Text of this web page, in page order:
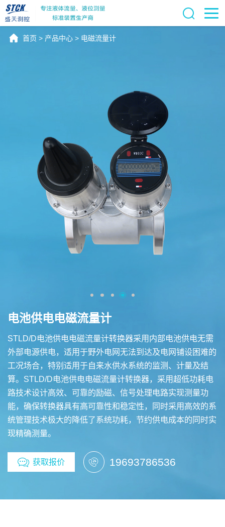
首页 > 产品中心 > 电磁流量计
电池供电电磁流量计
STLD/D电池供电电磁流量计转换器采用内部电池供电无需
外部电源供电，适用于野外电网无法到达及电网铺设困难的
工况场合，特别适用于自来水供水系统的监测、计量及结
算。STLD/D电池供电电磁流量计转换器，采用超低功耗电
路技术设计高效、可靠的励磁、信号处理电路实现测量功
能，确保转换器具有高可靠性和稳定性，同时采用高效的系
统管理技术极大的降低了系统功耗，节约供电成本的同时实
现精确测量。
获取报价 19693786536